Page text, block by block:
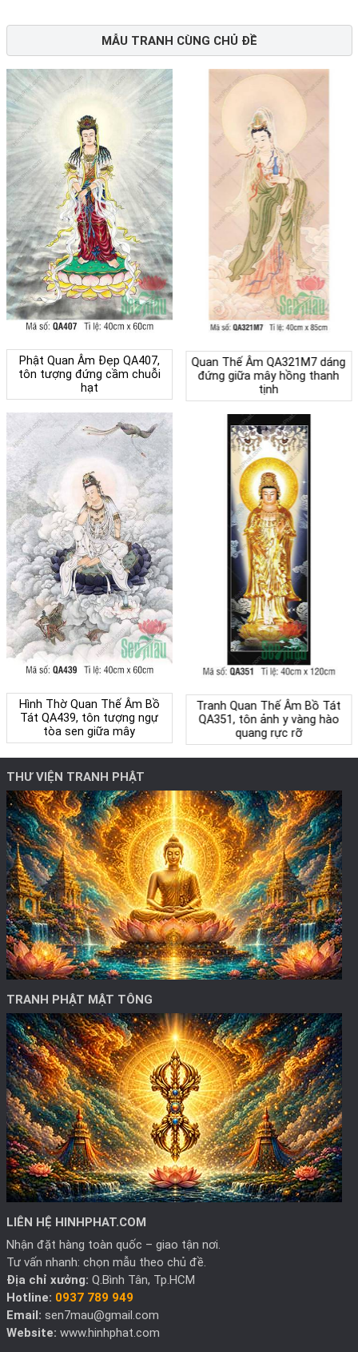
MẪU TRANH CÙNG CHỦ ĐỀ
Phật Quan Âm Đẹp QA407,
tôn tượng đứng cầm chuỗi
hạt
Quan Thế Âm QA321M7 dáng
đứng giữa mây hồng thanh
tịnh
Hình Thờ Quan Thế Âm Bồ
Tát QA439, tôn tượng ngự
tòa sen giữa mây
Tranh Quan Thế Âm Bồ Tát
QA351, tôn ảnh y vàng hào
quang rực rỡ
THƯ VIỆN TRANH PHẬT
TRANH PHẬT MẬT TÔNG
LIÊN HỆ HINHPHAT.COM
Nhận đặt hàng toàn quốc – giao tận nơi.
Tư vấn nhanh: chọn mẫu theo chủ đề.
Địa chỉ xưởng: Q.Bình Tân, Tp.HCM
Hotline: 0937 789 949
Email: sen7mau@gmail.com
Website: www.hinhphat.com